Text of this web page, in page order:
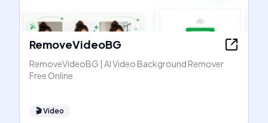
RemoveVideoBG
RemoveVideoBG | AI Video Background Remover
Free Online
🎬Video